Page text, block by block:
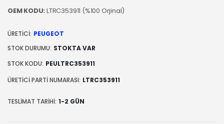
OEM KODU:LTRC353911 (%100 Orjinal)
ÜRETICI: PEUGEOT
STOK DURUMU: STOKTA VAR
STOK KODU: PEULTRC353911
ÜRETICI PARTI NUMARASI: LTRC353911
TESLIMAT TARIHI: 1-2 GÜN